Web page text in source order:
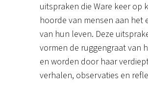
uitspraken die Ware keer op
hoorde van mensen aan het
van hun leven. Deze
vormen de ruggengraat van
en worden door haar
verhalen, observaties en